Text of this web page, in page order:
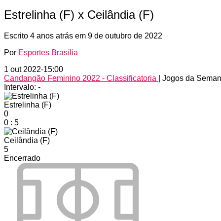
Estrelinha (F) x Ceilândia (F)
Escrito 4 anos atrás em 9 de outubro de 2022
Por Esportes Brasília
1 out 2022-15:00
Candangão Feminino 2022 - Classificatoria
| Jogos da
Intervalo: -
Estrelinha (F)
0
0 : 5
Ceilândia (F)
5
Encerrado